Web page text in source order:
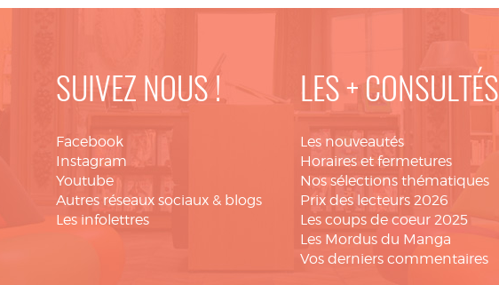
SUIVEZ NOUS !
Facebook
Instagram
Youtube
Autres réseaux sociaux & blogs
Les infolettres
LES + CONSULTÉS
Les nouveautés
Horaires et fermetures
Nos sélections thématiques
Prix des lecteurs 2026
Les coups de coeur 2025
Les Mordus du Manga
Vos derniers commentaires